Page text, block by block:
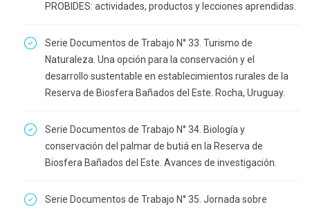
PROBIDES: actividades, productos y lecciones aprendidas.
Serie Documentos de Trabajo N° 33. Turismo de
Naturaleza. Una opción para la conservación y el
desarrollo sustentable en establecimientos rurales de la
Reserva de Biosfera Bañados del Este. Rocha, Uruguay.
Serie Documentos de Trabajo N° 34. Biología y
conservación del palmar de butiá en la Reserva de
Biosfera Bañados del Este. Avances de investigación.
Serie Documentos de Trabajo N° 35. Jornada sobre